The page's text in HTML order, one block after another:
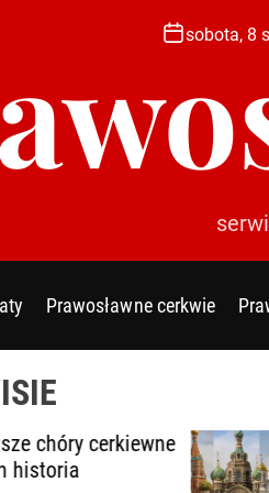
sobota, 8
Prawosławne cerkwie
cerkiewne
–